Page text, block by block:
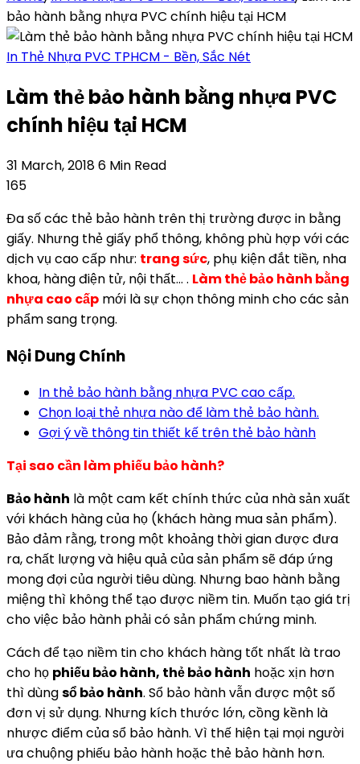
bảo hành bằng nhựa PVC chính hiệu tại HCM
In Thẻ Nhựa PVC TPHCM - Bền, Sắc Nét
Làm thẻ bảo hành bằng nhựa PVC
chính hiệu tại HCM
31 March, 20186 Min Read
165
Đa số các thẻ bảo hành trên thị trường được in bằng
giấy. Nhưng thẻ giấy phổ thông, không phù hợp với các
dịch vụ cao cấp như: trang sức, phụ kiện đắt tiền, nha
khoa, hàng điện tử, nội thất… . Làm thẻ bảo hành bằng
nhựa cao cấp mới là sự chọn thông minh cho các sản
phẩm sang trọng.
Nội Dung Chính
In thẻ bảo hành bằng nhựa PVC cao cấp.
Chọn loại thẻ nhựa nào để làm thẻ bảo hành.
Gợi ý về thông tin thiết kế trên thẻ bảo hành
Tại sao cần làm phiếu bảo hành?
Bảo hành là một cam kết chính thức của nhà sản xuất
với khách hàng của họ (khách hàng mua sản phẩm).
Bảo đảm rằng, trong một khoảng thời gian được đưa
ra, chất lượng và hiệu quả của sản phẩm sẽ đáp ứng
mong đợi của người tiêu dùng. Nhưng bao hành bằng
miệng thì không thể tạo được niềm tin. Muốn tạo giá trị
cho việc bảo hành phải có sản phẩm chứng minh.
Cách để tạo niềm tin cho khách hàng tốt nhất là trao
cho họ phiếu bảo hành, thẻ bảo hành hoặc xịn hơn
thì dùngsổ bảo hành. Sổ bảo hành vẫn được một số
đơn vị sử dụng. Nhưng kích thước lớn, cồng kềnh là
nhược điểm của sổ bảo hành. Vì thế hiện tại mọi người
ưa chuộng phiếu bảo hành hoặc thẻ bảo hành hơn.